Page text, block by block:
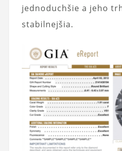
jednoduchšie a jeho
stabilnejšia.